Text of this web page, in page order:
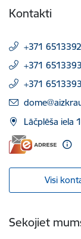
Kontakti
+371
+371
+371
E-pasts:
Lāčplēša iela
Visi
Sekojiet